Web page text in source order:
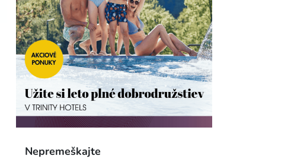
Nepremeškajte